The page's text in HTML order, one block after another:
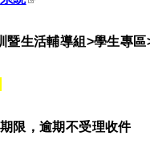
暨生活輔導組>學生專區
限，逾期不受理收件